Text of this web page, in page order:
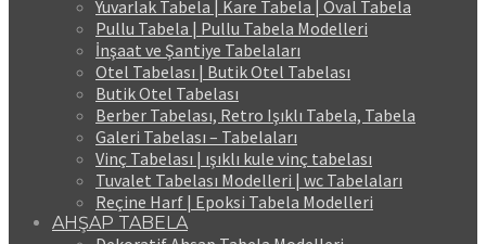
Yuvarlak Tabela | Kare Tabela | Oval Tabela
Pullu Tabela | Pullu Tabela Modelleri
İnşaat ve Şantiye Tabelaları
Otel Tabelası | Butik Otel Tabelası
Butik Otel Tabelası
Berber Tabelası, Retro Işıklı Tabela, Tabela
Galeri Tabelası – Tabelaları
Vinç Tabelası | ışıklı kule vinç tabelası
Tuvalet Tabelası Modelleri | wc Tabelaları
Reçine Harf | Epoksi Tabela Modelleri
AHŞAP TABELA